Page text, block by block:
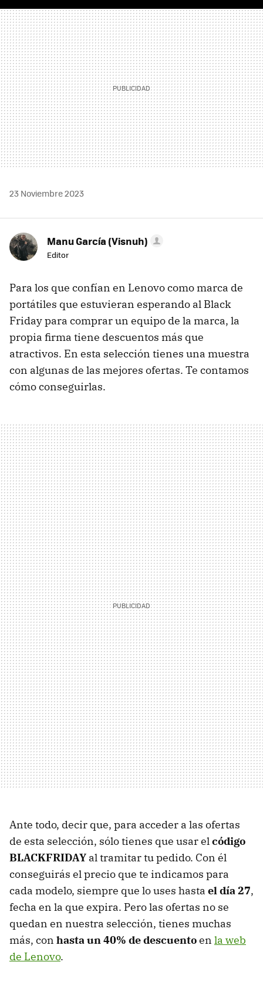
MAIL
23 Noviembre 2023
Manu García (Visnuh)
Editor
Para los que confían en Lenovo como marca de
portátiles que estuvieran esperando al Black
Friday para comprar un equipo de la marca, la
propia firma tiene descuentos más que
atractivos. En esta selección tienes una muestra
con algunas de las mejores ofertas. Te contamos
cómo conseguirlas.
Ante todo, decir que, para acceder a las ofertas
de esta selección, sólo tienes que usar elcódigo
BLACKFRIDAY al tramitar tu pedido. Con él
conseguirás el precio que te indicamos para
cada modelo, siempre que lo uses hasta el día 27,
fecha en la que expira. Pero las ofertas no se
quedan en nuestra selección, tienes muchas
más, con hasta un 40% de descuentoen la web
de Lenovo.